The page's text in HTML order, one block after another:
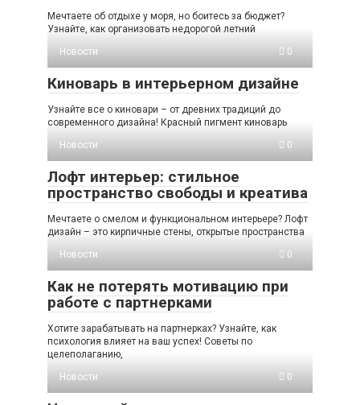
Мечтаете об отдыхе у моря, но боитесь за бюджет?
Узнайте, как организовать недорогой летний
Новости
0
Киноварь в интерьерном дизайне
Узнайте все о киновари – от древних традиций до
современного дизайна! Красный пигмент киноварь
Новости
0
Лофт интерьер: стильное
пространство свободы и креатива
Мечтаете о смелом и функциональном интерьере? Лофт
дизайн – это кирпичные стены, открытые пространства
Новости
0
Как не потерять мотивацию при
работе с партнерками
Хотите зарабатывать на партнерках? Узнайте, как
психология влияет на ваш успех! Советы по
целеполаганию,
Новости
0